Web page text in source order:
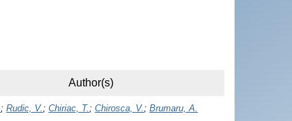
Author(s)
; Rudic, V.; Chiriac, T.; Chirosca, V.; Brumaru, A.